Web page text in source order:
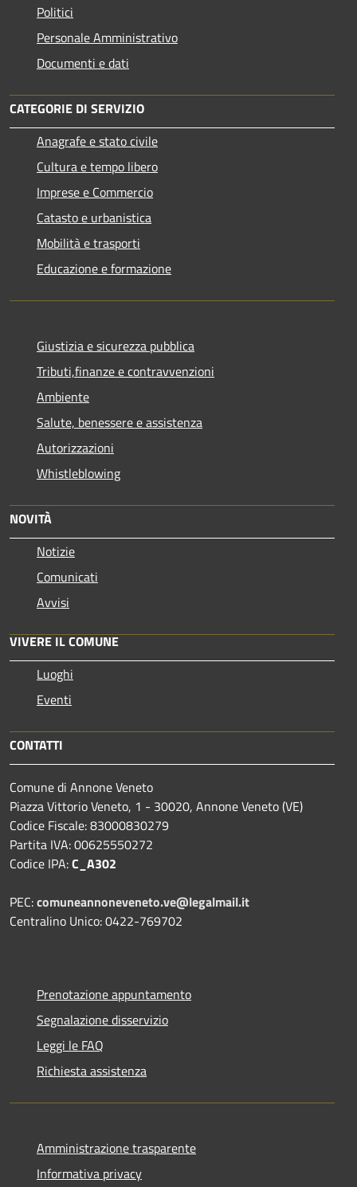
Politici
Personale Amministrativo
Documenti e dati
CATEGORIE DI SERVIZIO
Anagrafe e stato civile
Cultura e tempo libero
Imprese e Commercio
Catasto e urbanistica
Mobilità e trasporti
Educazione e formazione
Giustizia e sicurezza pubblica
Tributi,finanze e contravvenzioni
Ambiente
Salute, benessere e assistenza
Autorizzazioni
Whistleblowing
NOVITÀ
Notizie
Comunicati
Avvisi
VIVERE IL COMUNE
Luoghi
Eventi
CONTATTI
Comune di Annone Veneto
Piazza Vittorio Veneto, 1 - 30020, Annone Veneto (VE)
Codice Fiscale: 83000830279
Partita IVA: 00625550272
Codice IPA:C_A302
PEC:comuneannoneveneto.ve@legalmail.it
Centralino Unico: 0422-769702
Prenotazione appuntamento
Segnalazione disservizio
Leggi le FAQ
Richiesta assistenza
Amministrazione trasparente
Informativa privacy